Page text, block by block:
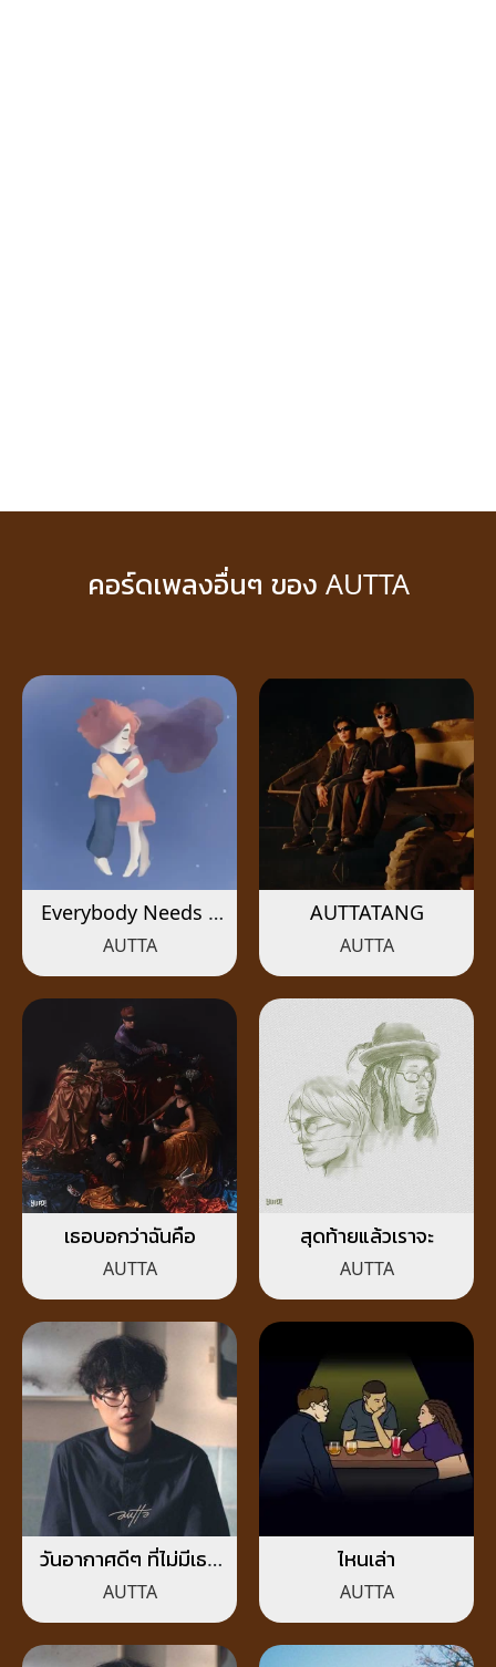
คอร์ดเพลงอื่นๆ ของ AUTTA
Everybody Needs a
Hug
AUTTA
AUTTATANG
AUTTA
เธอบอกว่าฉันคือ
AUTTA
สุดท้ายแล้วเราจะ
AUTTA
วันอากาศดีๆ ที่ไม่มีเธอ
อยู่
AUTTA
ไหนเล่า
AUTTA